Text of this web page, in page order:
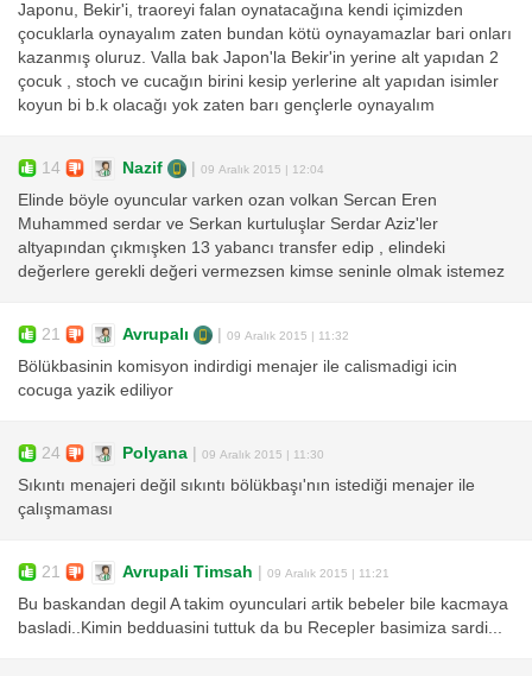
Japonu, Bekir'i, traoreyi falan oynatacağına kendi içimizden
çocuklarla oynayalım zaten bundan kötü oynayamazlar bari onları
kazanmış oluruz. Valla bak Japon'la Bekir'in yerine alt yapıdan 2
çocuk , stoch ve cucağın birini kesip yerlerine alt yapıdan isimler
koyun bi b.k olacağı yok zaten barı gençlerle oynayalım
14 Nazif 09 Aralık 2015 | 12:04
Elinde böyle oyuncular varken ozan volkan Sercan Eren
Muhammed serdar ve Serkan kurtuluşlar Serdar Aziz'ler
altyapından çıkmışken 13 yabancı transfer edip , elindeki
değerlere gerekli değeri vermezsen kimse seninle olmak istemez
21 Avrupalı 09 Aralık 2015 | 11:32
Bölükbasinin komisyon indirdigi menajer ile calismadigi icin
cocuga yazik ediliyor
24 Polyana 09 Aralık 2015 | 11:30
Sıkıntı menajeri değil sıkıntı bölükbaşı'nın istediği menajer ile
çalışmaması
21 Avrupali Timsah 09 Aralık 2015 | 11:21
Bu baskandan degil A takim oyunculari artik bebeler bile kacmaya
basladi..Kimin bedduasini tuttuk da bu Recepler basimiza sardi...